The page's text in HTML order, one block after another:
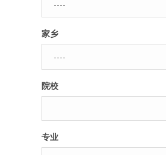
记住我的登录状态
没帐号？注册
家乡
院校
专业